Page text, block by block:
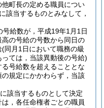
町長の定める職員につい
該当するものとみなして，
給数が，平成19年1月1日
の号給の号数から同日の
(同月1日において職務の級
ては，当該異動後の号給)
号給数を超えることとな
規定にかかわらず，当該
該当するものとして決定
，各任命権者ごとの職員